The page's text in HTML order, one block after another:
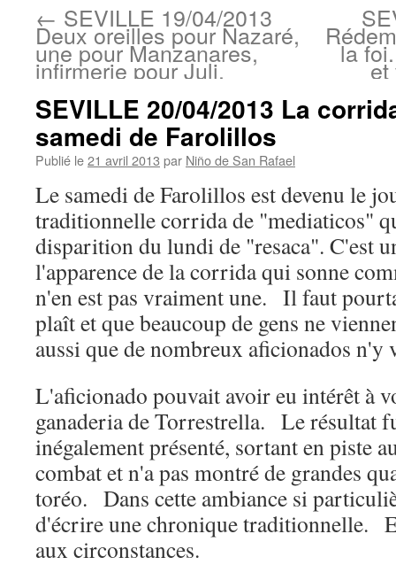
← SEVILLE 19/04/2013
Deux oreilles pour Nazaré,
une pour Manzanares,
infirmerie pour Juli.
la
SEVILLE 20/04/2013 La
samedi de Farolillos
Publié le21 avril 2013 par Niño de San Rafael
Le samedi de Farolillos est devenu le
traditionnelle corrida de "mediaticos"
disparition du lundi de "resaca". C'est
l'apparence de la corrida qui sonne
n'en est pas vraiment une. Il faut
plaît et que beaucoup de gens ne
aussi que de nombreux aficionados n'y
L'aficionado pouvait avoir eu intérêt à
ganaderia de Torrestrella. Le résultat
inégalement présenté, sortant en piste
combat et n'a pas montré de grandes
toréo. Dans cette ambiance si
d'écrire une chronique traditionnelle.
aux circonstances.